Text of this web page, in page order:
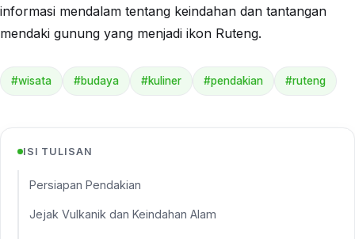
informasi mendalam tentang keindahan dan tantangan
mendaki gunung yang menjadi ikon Ruteng.
#wisata #budaya #kuliner #pendakian #ruteng
ISI TULISAN
Persiapan Pendakian
Jejak Vulkanik dan Keindahan Alam